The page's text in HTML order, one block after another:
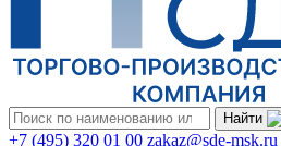
Найти
+7 (495) 320 01 00 zakaz@sde-msk.ru